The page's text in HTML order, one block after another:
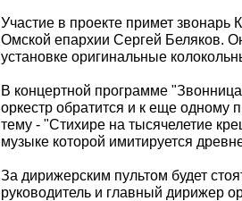
Участие в проекте примет звонарь
Омской епархии Сергей Беляков.
установке оригинальные
В концертной программе
оркестр обратится и к еще одному
тему - "Стихире на тысячелетие
музыке которой имитируется
За дирижерским пультом будет
руководитель и главный дирижер